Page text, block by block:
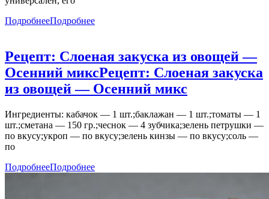
ПодробнееПодробнее
Рецепт: Слоеная закуска из овощей —
Осенний миксРецепт: Слоеная закуска
из овощей — Осенний микс
Ингредиенты: кабачок — 1 шт.;баклажан — 1 шт.;томаты — 1
шт.;сметана — 150 гр.;чеснок — 4 зубчика;зелень петрушки —
по вкусу;укроп — по вкусу;зелень кинзы — по вкусу;соль —
по
ПодробнееПодробнее